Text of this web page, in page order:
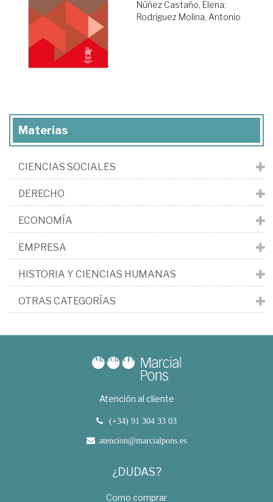
Núñez Castaño, Elena;
Rodríguez Molina, Antonio
Materias
CIENCIAS SOCIALES
DERECHO
ECONOMÍA
EMPRESA
HISTORIA Y CIENCIAS HUMANAS
OTRAS CATEGORÍAS
Atención al cliente
(+34) 91 304 33 03
atencion@marcialpons.es
¿DUDAS?
Como comprar